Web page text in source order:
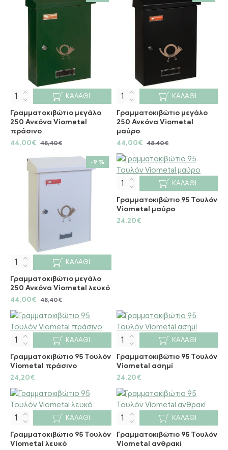
Γραμματοκιβώτιο μεγάλο
250 Ανκόνα Viometal
πράσινο
44,00€ 48,40€
ΚΑΛΆΘΙ
Γραμματοκιβώτιο μεγάλο
250 Ανκόνα Viometal
μαύρο
44,00€ 48,40€
ΚΑΛΆΘΙ
-9 %
Γραμματοκιβώτιο μεγάλο
250 Ανκόνα Viometal λευκό
44,00€ 48,40€
ΚΑΛΆΘΙ
Γραμματοκιβώτιο 95 Τουλόν
Viometal μαύρο
24,20€
ΚΑΛΆΘΙ
Γραμματοκιβώτιο 95 Τουλόν
Viometal πράσινο
24,20€
ΚΑΛΆΘΙ
Γραμματοκιβώτιο 95 Τουλόν
Viometal ασημί
24,20€
ΚΑΛΆΘΙ
Γραμματοκιβώτιο 95 Τουλόν
Viometal λευκό
ΚΑΛΆΘΙ
Γραμματοκιβώτιο 95 Τουλόν
Viometal ανθρακί
ΚΑΛΆΘΙ